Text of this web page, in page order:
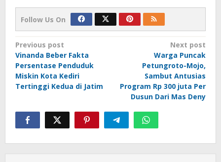
Follow Us On
Post
navigation
Previous post
Vinanda Beber Fakta
Persentase Penduduk
Miskin Kota Kediri
Tertinggi Kedua di Jatim
Next post
Warga Puncak
Petungroto-Mojo,
Sambut Antusias
Program Rp 300 juta Per
Dusun Dari Mas Deny